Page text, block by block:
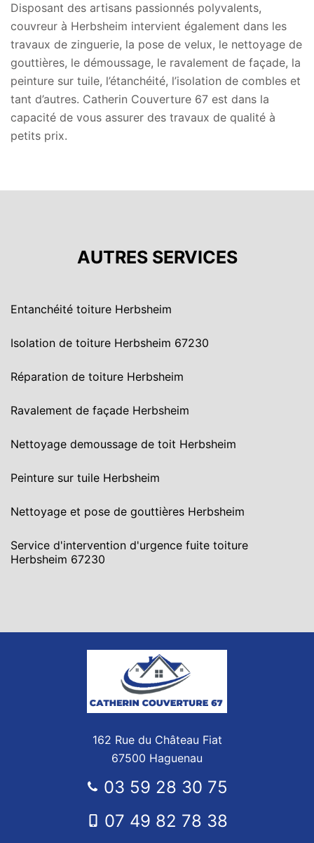
Disposant des artisans passionnés polyvalents,
couvreur à Herbsheim intervient également dans les
travaux de zinguerie, la pose de velux, le nettoyage de
gouttières, le démoussage, le ravalement de façade, la
peinture sur tuile, l’étanchéité, l’isolation de combles et
tant d’autres. Catherin Couverture 67 est dans la
capacité de vous assurer des travaux de qualité à
petits prix.
AUTRES SERVICES
Entanchéité toiture Herbsheim
Isolation de toiture Herbsheim 67230
Réparation de toiture Herbsheim
Ravalement de façade Herbsheim
Nettoyage demoussage de toit Herbsheim
Peinture sur tuile Herbsheim
Nettoyage et pose de gouttières Herbsheim
Service d'intervention d'urgence fuite toiture
Herbsheim 67230
162 Rue du Château Fiat
67500 Haguenau
03 59 28 30 75
07 49 82 78 38